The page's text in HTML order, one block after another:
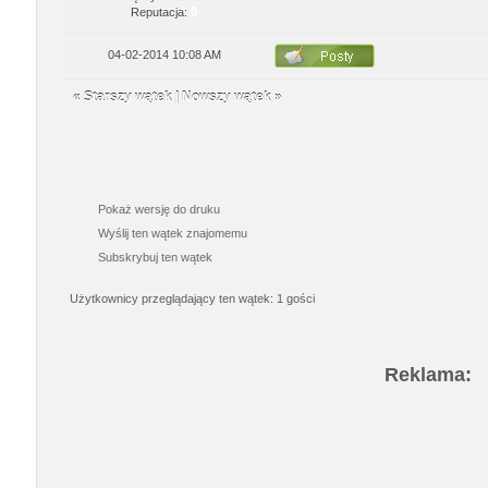
Reputacja:
04-02-2014 10:08 AM
«Starszy wątek |Nowszy wątek »
Pokaż wersję do druku
Wyślij ten wątek znajomemu
Subskrybuj ten wątek
Użytkownicy przeglądający ten wątek: 1 gości
Reklama: